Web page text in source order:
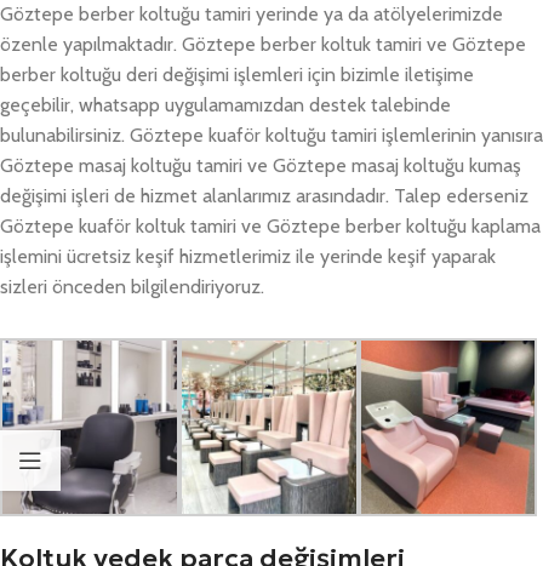
Göztepe berber koltuğu tamiri yerinde ya da atölyelerimizde
özenle yapılmaktadır. Göztepe berber koltuk tamiri ve Göztepe
berber koltuğu deri değişimi işlemleri için bizimle iletişime
geçebilir, whatsapp uygulamamızdan destek talebinde
bulunabilirsiniz. Göztepe kuaför koltuğu tamiri işlemlerinin yanısıra
Göztepe masaj koltuğu tamiri ve Göztepe masaj koltuğu kumaş
değişimi işleri de hizmet alanlarımız arasındadır. Talep ederseniz
Göztepe kuaför koltuk tamiri ve Göztepe berber koltuğu kaplama
işlemini ücretsiz keşif hizmetlerimiz ile yerinde keşif yaparak
sizleri önceden bilgilendiriyoruz.
Koltuk yedek parça değişimleri